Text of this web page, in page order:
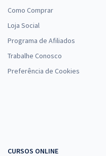
Como Comprar
Loja Social
Programa de Afiliados
Trabalhe Conosco
Preferência de Cookies
CURSOS ONLINE